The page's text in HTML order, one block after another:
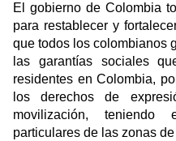
El gobierno de Colombia
para restablecer y
que todos los colombianos
las garantías sociales
residentes en Colombia,
los derechos de
movilización,
particulares de las zonas